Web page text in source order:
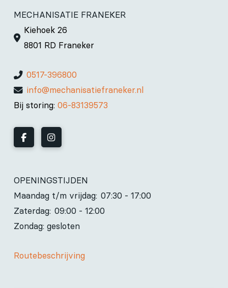
MECHANISATIE FRANEKER
Kiehoek 26
8801 RD Franeker
0517-396800
info@mechanisatiefraneker.nl
Bij storing: 06-83139573
OPENINGSTIJDEN
Maandag t/m vrijdag: 07:30 - 17:00
Zaterdag: 09:00 - 12:00
Zondag: gesloten
Routebeschrijving